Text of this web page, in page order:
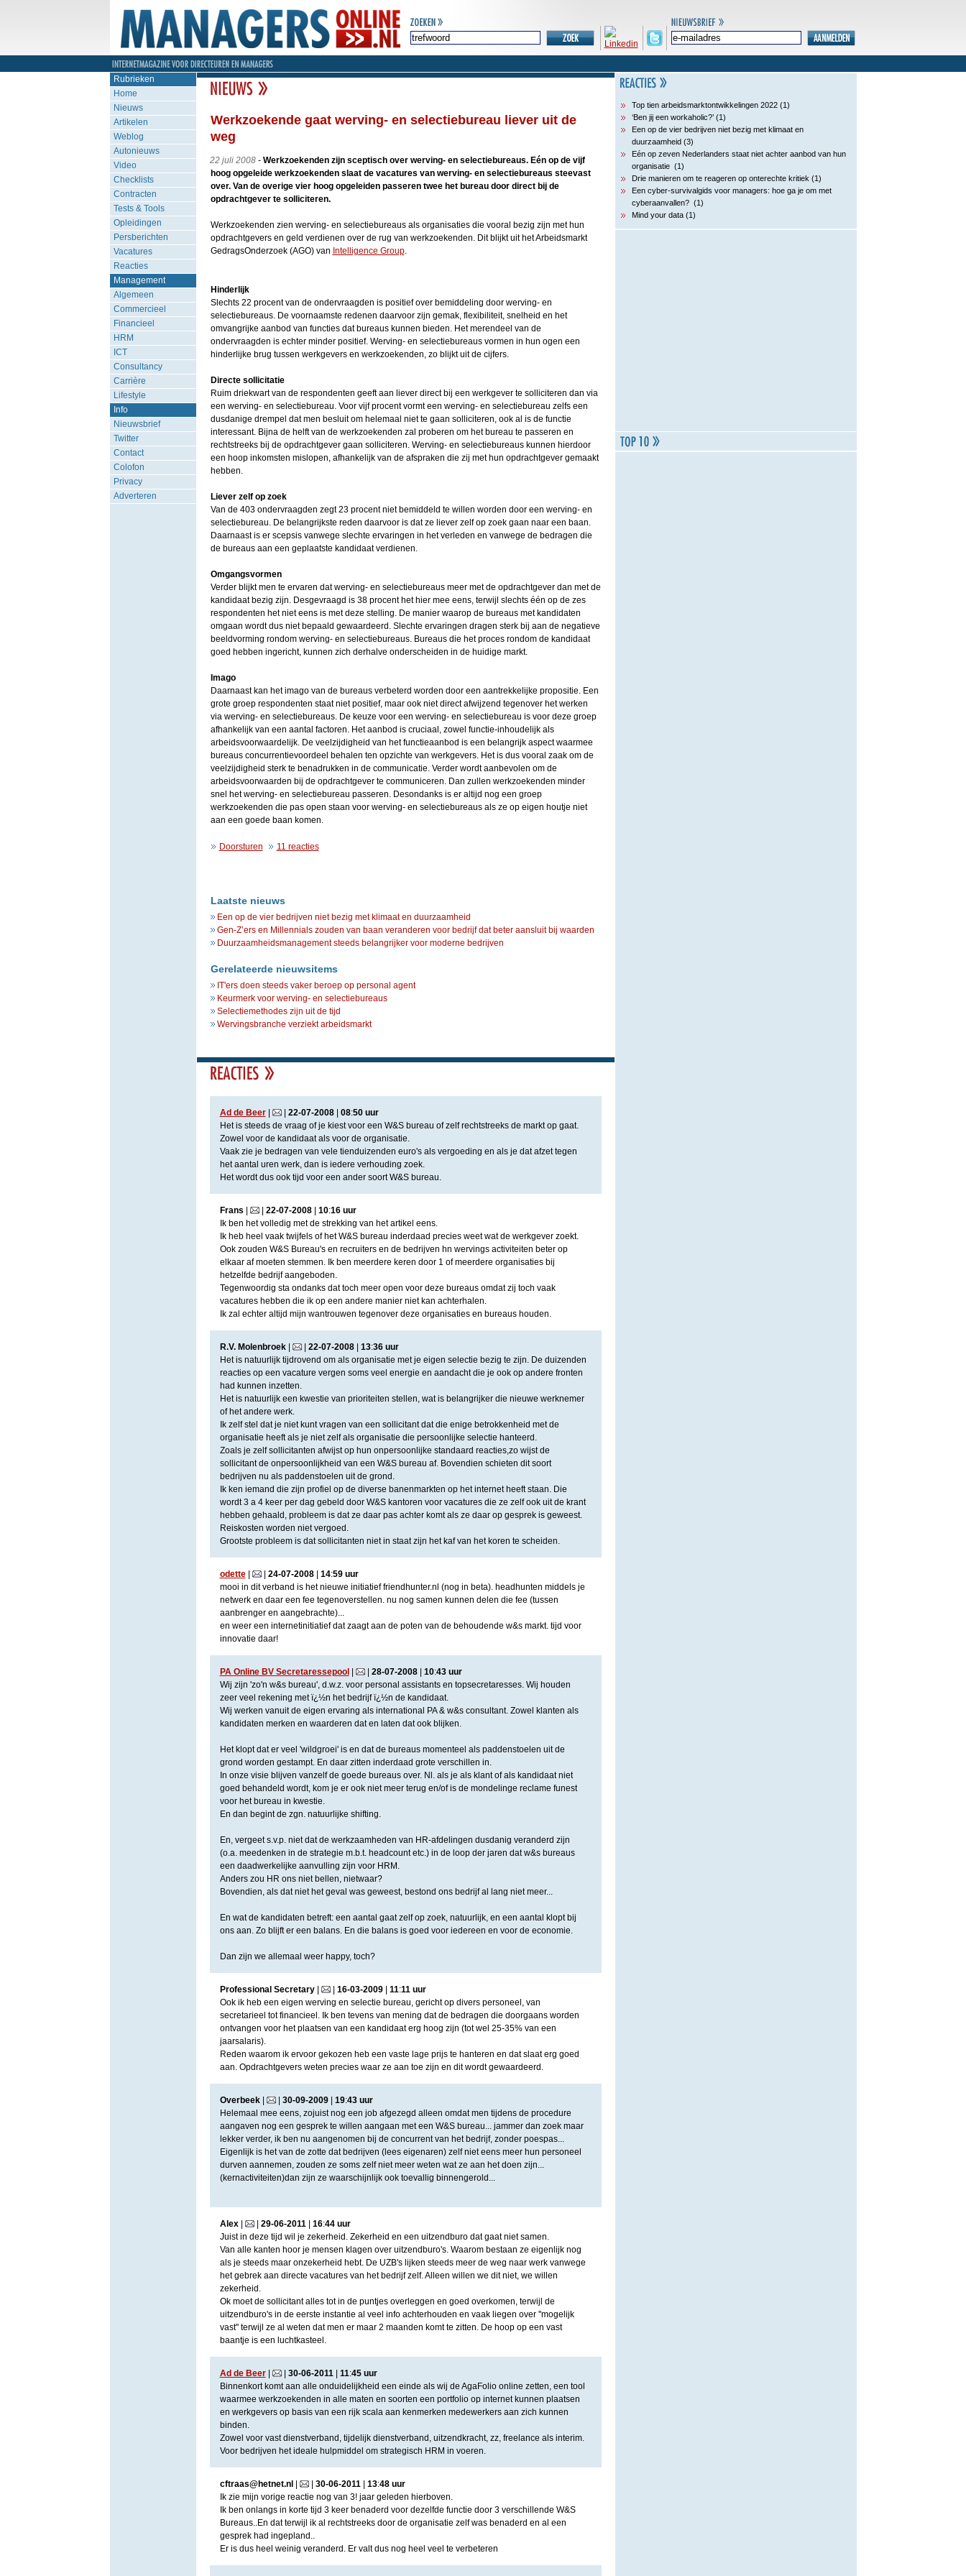
Rubrieken
Home
Nieuws
Artikelen
Weblog
Autonieuws
Video
Checklists
Contracten
Tests & Tools
Opleidingen
Persberichten
Vacatures
Reacties
Management
Algemeen
Commercieel
Financieel
HRM
ICT
Consultancy
Carrière
Lifestyle
Info
Nieuwsbrief
Twitter
Contact
Colofon
Privacy
Adverteren
Werkzoekende gaat werving- en selectiebureau liever uit de
weg
22 juli 2008- Werkzoekenden zijn sceptisch over werving- en selectiebureaus. Eén op de vijf
hoog opgeleide werkzoekenden slaat de vacatures van werving- en selectiebureaus steevast
over. Van de overige vier hoog opgeleiden passeren twee het bureau door direct bij de
opdrachtgever te solliciteren.
Werkzoekenden zien werving- en selectiebureaus als organisaties die vooral bezig zijn met hun
opdrachtgevers en geld verdienen over de rug van werkzoekenden. Dit blijkt uit het Arbeidsmarkt
GedragsOnderzoek (AGO) van Intelligence Group.
Hinderlijk
Slechts 22 procent van de ondervraagden is positief over bemiddeling door werving- en
selectiebureaus. De voornaamste redenen daarvoor zijn gemak, flexibiliteit, snelheid en het
omvangrijke aanbod van functies dat bureaus kunnen bieden. Het merendeel van de
ondervraagden is echter minder positief. Werving- en selectiebureaus vormen in hun ogen een
hinderlijke brug tussen werkgevers en werkzoekenden, zo blijkt uit de cijfers.
Directe sollicitatie
Ruim driekwart van de respondenten geeft aan liever direct bij een werkgever te solliciteren dan via
een werving- en selectiebureau. Voor vijf procent vormt een werving- en selectiebureau zelfs een
dusdanige drempel dat men besluit om helemaal niet te gaan solliciteren, ook al is de functie
interessant. Bijna de helft van de werkzoekenden zal proberen om het bureau te passeren en
rechtstreeks bij de opdrachtgever gaan solliciteren. Werving- en selectiebureaus kunnen hierdoor
een hoop inkomsten mislopen, afhankelijk van de afspraken die zij met hun opdrachtgever gemaakt
hebben.
Liever zelf op zoek
Van de 403 ondervraagden zegt 23 procent niet bemiddeld te willen worden door een werving- en
selectiebureau. De belangrijkste reden daarvoor is dat ze liever zelf op zoek gaan naar een baan.
Daarnaast is er scepsis vanwege slechte ervaringen in het verleden en vanwege de bedragen die
de bureaus aan een geplaatste kandidaat verdienen.
Omgangsvormen
Verder blijkt men te ervaren dat werving- en selectiebureaus meer met de opdrachtgever dan met de
kandidaat bezig zijn. Desgevraagd is 38 procent het hier mee eens, terwijl slechts één op de zes
respondenten het niet eens is met deze stelling. De manier waarop de bureaus met kandidaten
omgaan wordt dus niet bepaald gewaardeerd. Slechte ervaringen dragen sterk bij aan de negatieve
beeldvorming rondom werving- en selectiebureaus. Bureaus die het proces rondom de kandidaat
goed hebben ingericht, kunnen zich derhalve onderscheiden in de huidige markt.
Imago
Daarnaast kan het imago van de bureaus verbeterd worden door een aantrekkelijke propositie. Een
grote groep respondenten staat niet positief, maar ook niet direct afwijzend tegenover het werken
via werving- en selectiebureaus. De keuze voor een werving- en selectiebureau is voor deze groep
afhankelijk van een aantal factoren. Het aanbod is cruciaal, zowel functie-inhoudelijk als
arbeidsvoorwaardelijk. De veelzijdigheid van het functieaanbod is een belangrijk aspect waarmee
bureaus concurrentievoordeel behalen ten opzichte van werkgevers. Het is dus vooral zaak om de
veelzijdigheid sterk te benadrukken in de communicatie. Verder wordt aanbevolen om de
arbeidsvoorwaarden bij de opdrachtgever te communiceren. Dan zullen werkzoekenden minder
snel het werving- en selectiebureau passeren. Desondanks is er altijd nog een groep
werkzoekenden die pas open staan voor werving- en selectiebureaus als ze op eigen houtje niet
aan een goede baan komen.
Doorsturen 11 reacties
Laatste nieuws
Een op de vier bedrijven niet bezig met klimaat en duurzaamheid
Gen-Z’ers en Millennials zouden van baan veranderen voor bedrijf dat beter aansluit bij waarden
Duurzaamheidsmanagement steeds belangrijker voor moderne bedrijven
Gerelateerde nieuwsitems
IT'ers doen steeds vaker beroep op personal agent
Keurmerk voor werving- en selectiebureaus
Selectiemethodes zijn uit de tijd
Wervingsbranche verziekt arbeidsmarkt
Ad de Beer| | 22-07-2008| 08:50 uur
Het is steeds de vraag of je kiest voor een W&S bureau of zelf rechtstreeks de markt op gaat.
Zowel voor de kandidaat als voor de organisatie.
Vaak zie je bedragen van vele tienduizenden euro's als vergoeding en als je dat afzet tegen
het aantal uren werk, dan is iedere verhouding zoek.
Het wordt dus ook tijd voor een ander soort W&S bureau.
Frans | 22-07-2008| 10:16 uur
Ik ben het volledig met de strekking van het artikel eens.
Ik heb heel vaak twijfels of het W&S bureau inderdaad precies weet wat de werkgever zoekt.
Ook zouden W&S Bureau's en recruiters en de bedrijven hn wervings activiteiten beter op
elkaar af moeten stemmen. Ik ben meerdere keren door 1 of meerdere organisaties bij
hetzelfde bedrijf aangeboden.
Tegenwoordig sta ondanks dat toch meer open voor deze bureaus omdat zij toch vaak
vacatures hebben die ik op een andere manier niet kan achterhalen.
Ik zal echter altijd mijn wantrouwen tegenover deze organisaties en bureaus houden.
R.V. Molenbroek| | 22-07-2008| 13:36 uur
Het is natuurlijk tijdrovend om als organisatie met je eigen selectie bezig te zijn. De duizenden
reacties op een vacature vergen soms veel energie en aandacht die je ook op andere fronten
had kunnen inzetten.
Het is natuurlijk een kwestie van prioriteiten stellen, wat is belangrijker die nieuwe werknemer
of het andere werk.
Ik zelf stel dat je niet kunt vragen van een sollicitant dat die enige betrokkenheid met de
organisatie heeft als je niet zelf als organisatie die persoonlijke selectie hanteerd.
Zoals je zelf sollicitanten afwijst op hun onpersoonlijke standaard reacties,zo wijst de
sollicitant de onpersoonlijkheid van een W&S bureau af. Bovendien schieten dit soort
bedrijven nu als paddenstoelen uit de grond.
Ik ken iemand die zijn profiel op de diverse banenmarkten op het internet heeft staan. Die
wordt 3 a 4 keer per dag gebeld door W&S kantoren voor vacatures die ze zelf ook uit de krant
hebben gehaald, probleem is dat ze daar pas achter komt als ze daar op gesprek is geweest.
Reiskosten worden niet vergoed.
Grootste probleem is dat sollicitanten niet in staat zijn het kaf van het koren te scheiden.
odette| | 24-07-2008| 14:59 uur
mooi in dit verband is het nieuwe initiatief friendhunter.nl (nog in beta). headhunten middels je
netwerk en daar een fee tegenoverstellen. nu nog samen kunnen delen die fee (tussen
aanbrenger en aangebrachte)...
en weer een internetinitiatief dat zaagt aan de poten van de behoudende w&s markt. tijd voor
innovatie daar!
PA Online BV Secretaressepool | 28-07-2008| 10:43 uur
Wij zijn 'zo'n w&s bureau', d.w.z. voor personal assistants en topsecretaresses. Wij houden
zeer veel rekening met ï¿½n het bedrijf ï¿½n de kandidaat.
Wij werken vanuit de eigen ervaring als international PA & w&s consultant. Zowel klanten als
kandidaten merken en waarderen dat en laten dat ook blijken.
Het klopt dat er veel 'wildgroei' is en dat de bureaus momenteel als paddenstoelen uit de
grond worden gestampt. En daar zitten inderdaad grote verschillen in.
In onze visie blijven vanzelf de goede bureaus over. Nl. als je als klant of als kandidaat niet
goed behandeld wordt, kom je er ook niet meer terug en/of is de mondelinge reclame funest
voor het bureau in kwestie.
En dan begint de zgn. natuurlijke shifting.
En, vergeet s.v.p. niet dat de werkzaamheden van HR-afdelingen dusdanig veranderd zijn
(o.a. meedenken in de strategie m.b.t. headcount etc.) in de loop der jaren dat w&s bureaus
een daadwerkelijke aanvulling zijn voor HRM.
Anders zou HR ons niet bellen, nietwaar?
Bovendien, als dat niet het geval was geweest, bestond ons bedrijf al lang niet meer...
En wat de kandidaten betreft: een aantal gaat zelf op zoek, natuurlijk, en een aantal klopt bij
ons aan. Zo blijft er een balans. En die balans is goed voor iedereen en voor de economie.
Dan zijn we allemaal weer happy, toch?
Professional Secretary| | 16-03-2009| 11:11 uur
Ook ik heb een eigen werving en selectie bureau, gericht op divers personeel, van
secretarieel tot financieel. Ik ben tevens van mening dat de bedragen die doorgaans worden
ontvangen voor het plaatsen van een kandidaat erg hoog zijn (tot wel 25-35% van een
jaarsalaris).
Reden waarom ik ervoor gekozen heb een vaste lage prijs te hanteren en dat slaat erg goed
aan. Opdrachtgevers weten precies waar ze aan toe zijn en dit wordt gewaardeerd.
Overbeek| | 30-09-2009| 19:43 uur
Helemaal mee eens, zojuist nog een job afgezegd alleen omdat men tijdens de procedure
aangaven nog een gesprek te willen aangaan met een W&S bureau... jammer dan zoek maar
lekker verder, ik ben nu aangenomen bij de concurrent van het bedrijf, zonder poespas...
Eigenlijk is het van de zotte dat bedrijven (lees eigenaren) zelf niet eens meer hun personeel
durven aannemen, zouden ze soms zelf niet meer weten wat ze aan het doen zijn...
(kernactiviteiten)dan zijn ze waarschijnlijk ook toevallig binnengerold...
Alex| | 29-06-2011| 16:44 uur
Juist in deze tijd wil je zekerheid. Zekerheid en een uitzendburo dat gaat niet samen.
Van alle kanten hoor je mensen klagen over uitzendburo's. Waarom bestaan ze eigenlijk nog
als je steeds maar onzekerheid hebt. De UZB's lijken steeds meer de weg naar werk vanwege
het gebrek aan directe vacatures van het bedrijf zelf. Alleen willen we dit niet, we willen
zekerheid.
Ok moet de sollicitant alles tot in de puntjes overleggen en goed overkomen, terwijl de
uitzendburo's in de eerste instantie al veel info achterhouden en vaak liegen over ''mogelijk
vast'' terwijl ze al weten dat men er maar 2 maanden komt te zitten. De hoop op een vast
baantje is een luchtkasteel.
Ad de Beer| | 30-06-2011| 11:45 uur
Binnenkort komt aan alle onduidelijkheid een einde als wij de AgaFolio online zetten, een tool
waarmee werkzoekenden in alle maten en soorten een portfolio op internet kunnen plaatsen
en werkgevers op basis van een rijk scala aan kenmerken medewerkers aan zich kunnen
binden.
Zowel voor vast dienstverband, tijdelijk dienstverband, uitzendkracht, zz, freelance als interim.
Voor bedrijven het ideale hulpmiddel om strategisch HRM in voeren.
cftraas@hetnet.nl | 30-06-2011| 13:48 uur
Ik zie mijn vorige reactie nog van 3! jaar geleden hierboven.
Ik ben onlangs in korte tijd 3 keer benaderd voor dezelfde functie door 3 verschillende W&S
Bureaus..En dat terwijl ik al rechtstreeks door de organisatie zelf was benaderd en al een
gesprek had ingepland..
Er is dus heel weinig veranderd. Er valt dus nog heel veel te verbeteren
Top tien arbeidsmarktontwikkelingen 2022 (1)
‘Ben jij een workaholic?’ (1)
Een op de vier bedrijven niet bezig met klimaat en
duurzaamheid (3)
Eén op zeven Nederlanders staat niet achter aanbod van hun
organisatie (1)
Drie manieren om te reageren op onterechte kritiek (1)
Een cyber-survivalgids voor managers: hoe ga je om met
cyberaanvallen? (1)
Mind your data (1)